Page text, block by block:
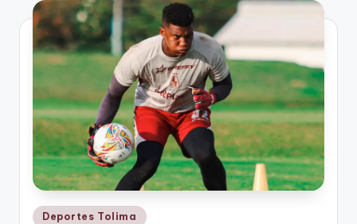
V
n
o
ti
n
t
o
Publicado
Deportes Tolima